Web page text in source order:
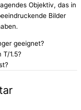
Objektiv, das in
Bilder
geeignet?
T/1.5?